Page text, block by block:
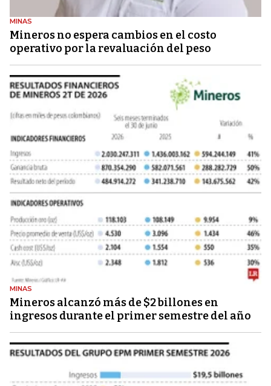
MINAS
Mineros no espera cambios en el costo
operativo por la revaluación del peso
MINAS
Mineros alcanzó más de $2 billones en
ingresos durante el primer semestre del año